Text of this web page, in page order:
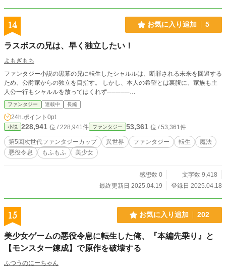
14 お気に入り追加 5
ラスボスの兄は、早く独立したい！
よもぎもち
ファンタジー小説の黒幕の兄に転生したシャルルは、断罪される未来を回避する
ため、公爵家からの独立を目指す。 しかし、本人の希望とは裏腹に、家族も主
人公一行もシャルルを放ってはくれず─────…
ファンタジー 連載中 長編
24h.ポイント 0pt
小説 228,941 位 / 228,941件 ファンタジー 53,361 位 / 53,361件
第5回次世代ファンタジーカップ 異世界 ファンタジー 転生
魔法
悪役令息
もふもふ 美少女
感想数 0
文字数 9,418
最終更新日 2025.04.19
登録日 2025.04.18
15 お気に入り追加 202
美少女ゲームの悪役令息に転生した俺、『本編先乗り』と
【モンスター錬成】で原作を破壊する
ふつうのにーちゃん